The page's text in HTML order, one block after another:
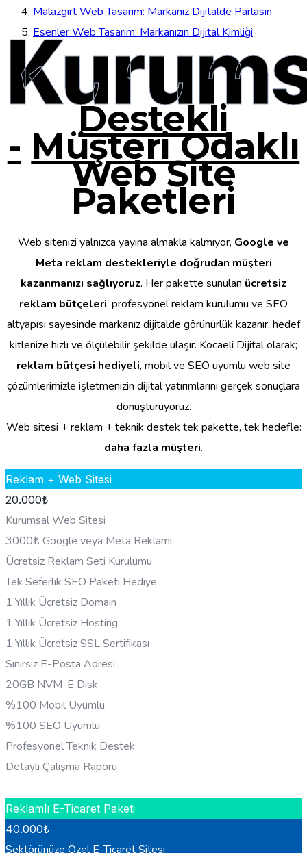
Malazgirt Web Tasarım: Markanız Dijitalde Parlasın
Esenler Web Tasarım: Markanızın Dijital Kimliği
Destekli
- Müşteri Odaklı
Web Site
Paketleri
Web sitenizi yalnızca yayına almakla kalmıyor, Google ve
Meta reklam destekleriyle doğrudan müşteri
kazanmanızı sağlıyoruz. Her pakette sunulan ücretsiz
reklam bütçeleri, profesyonel reklam kurulumu ve SEO
altyapısı sayesinde markanız dijitalde görünürlük kazanır, hedef
kitlenize hızlı ve ölçülebilir şekilde ulaşır. Kocaeli Dijital olarak;
reklam bütçesi hediyeli, mobil ve SEO uyumlu web site
çözümlerimizle işletmenizin dijital yatırımlarını gerçek sonuçlara
dönüştürüyoruz.
Web sitesi + reklam + teknik destek tek pakette, tek hedefle:
daha fazla müşteri.
Reklam + Web Sitesi
20.000₺
Kurumsal Web Sitesi
3000₺ Google veya Meta Reklamı
Ücretsiz Reklam Seti Kurulumu
Tek Seferlik SEO Paketi Hediye
1 Yıllık Ücretsiz Domain
1 Yıllık Ücretsiz Hosting
1 Yıllık Ücretsiz SSL Sertifikası
Sınırsız E-Posta Adresi
20GB NVM-E Disk
%100 Mobil Uyumlu
%100 SEO Uyumlu
Profesyonel Teknik Destek
Detaylı Çalışma Raporu
Reklamlı E-Ticaret Paketi
40.000₺
Sektörünüze Özel E-Ticaret Sitesi